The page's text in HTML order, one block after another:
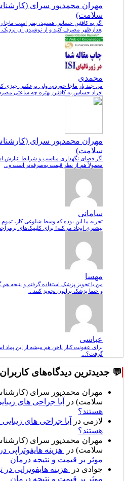
مهران محمدپور سرای
سلامت)
اگر به کافئین حساس هستید، بهتر است ماچا
بعدازظهر مصرف کنید و از نوشیدن آن نزدیک...
محمدی
من چند بار ماچا خوردم، ولی برعکس چیزی
افراد حساس به کافئین بهتره چه ساعتی
مهران محمدپور سرای
سلامت)
اگر فضای نگهداری مناسب و شرایط انبارش
معمولاً هم از نظر قیمت به‌صرفه‌تر است و...
سامانی
تجربه ما این بوده که وسط شلوغی کار،
بیشتری ایجاد می‌کنه! برای کلینیک‌های
مهسا
من با تجویز پزشک استفاده گرفتم و نتیجه
و حتما پزشک براتون تجویز کنند...
عباسی
برای عفونت کنار ناخن هم میشه از این پماد
گرفت؟...
💬 جدیدترین دیدگاه‌های کاربران
مهران محمدپور سرای
سلامت) در
آیا جراحی های
هستند؟
لازمی در
آیا جراحی های
هستند؟
مهران محمدپور سرای
سلامت) در
هزینه
موثر بر قیمت و نتیجه درمان
جوادی در
هزینه هایفوتراپی
موثر بر قیمت و نتیجه درمان